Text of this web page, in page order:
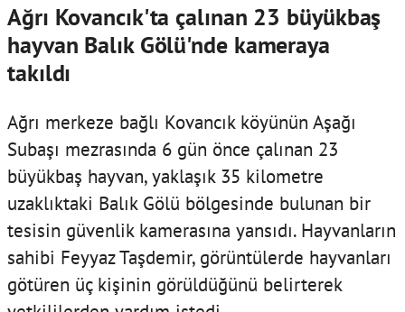
Ağrı Kovancık'ta çalınan 23 büyükbaş
hayvan Balık Gölü'nde kameraya
takıldı
Ağrı merkeze bağlı Kovancık köyünün Aşağı
Subaşı mezrasında 6 gün önce çalınan 23
büyükbaş hayvan, yaklaşık 35 kilometre
uzaklıktaki Balık Gölü bölgesinde bulunan bir
tesisin güvenlik kamerasına yansıdı. Hayvanların
sahibi Feyyaz Taşdemir, görüntülerde hayvanları
götüren üç kişinin görüldüğünü belirterek